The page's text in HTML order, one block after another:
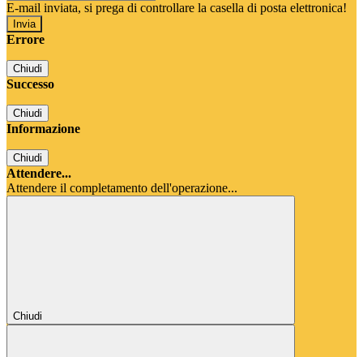
E-mail inviata, si prega di controllare la casella di posta elettronica!
Errore
Chiudi
Successo
Chiudi
Informazione
Chiudi
Attendere...
Attendere il completamento dell'operazione...
Chiudi